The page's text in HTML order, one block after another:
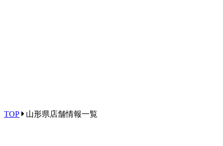
TOP 山形県店舗情報一覧